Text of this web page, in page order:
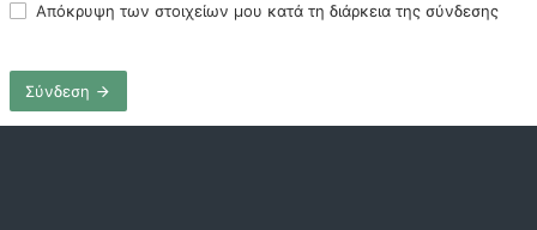
Απόκρυψη των στοιχείων μου κατά τη διάρκεια της σύνδεσης
Σύνδεση